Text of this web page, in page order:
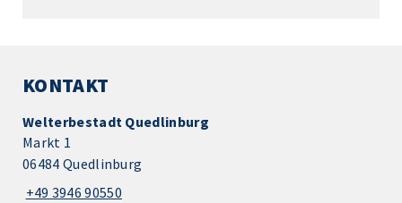
KONTAKT
Welterbestadt Quedlinburg
Markt 1
06484 Quedlinburg
+49 3946 90550